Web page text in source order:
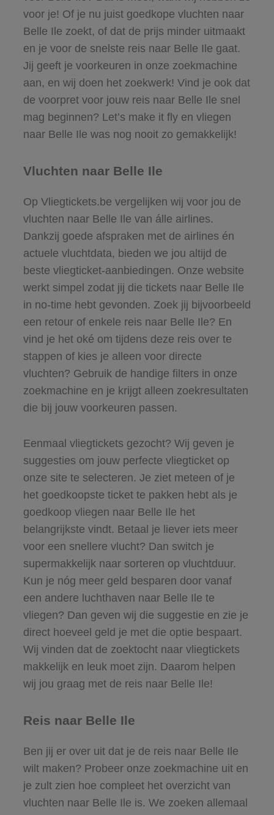
voor je! Of je nu juist goedkope vluchten naar
Belle Ile zoekt, of dat de prijs minder uitmaakt
en je voor de snelste reis naar Belle Ile gaat.
Jij geeft je voorkeuren in onze zoekmachine
aan, en wij doen het zoekwerk! Vind je ook dat
de voorpret voor jouw reis naar Belle Ile snel
mag beginnen? Let’s make it fly en vliegen
naar Belle Ile was nog nooit zo gemakkelijk!
Vluchten naar Belle Ile
Op Vliegtickets.be vergelijken wij voor jou de
vluchten naar Belle Ile van álle airlines.
Dankzij goede afspraken met de airlines én
actuele vluchtdata, bieden we jou altijd de
beste vliegticket-aanbiedingen. Onze website
werkt simpel zodat jij die tickets naar Belle Ile
in no-time hebt gevonden. Zoek jij bijvoorbeeld
een retour of enkele reis naar Belle Ile? En
vind je het oké om tijdens deze reis over te
stappen of kies je alleen voor directe
vluchten? Gebruik de handige filters in onze
zoekmachine en je krijgt alleen zoekresultaten
die bij jouw voorkeuren passen.
Eenmaal vliegtickets gezocht? Wij geven je
suggesties om jouw perfecte vliegticket op
onze site te selecteren. Je ziet meteen of je
het goedkoopste ticket te pakken hebt als je
goedkoop vliegen naar Belle Ile het
belangrijkste vindt. Betaal je liever iets meer
voor een snellere vlucht? Dan switch je
supermakkelijk naar sorteren op vluchtduur.
Kun je nóg meer geld besparen door vanaf
een andere luchthaven naar Belle Ile te
vliegen? Dan geven wij die suggestie en zie je
direct hoeveel geld je met die optie bespaart.
Wij vinden dat de zoektocht naar vliegtickets
makkelijk en leuk moet zijn. Daarom helpen
wij jou graag met de reis naar Belle Ile!
Reis naar Belle Ile
Ben jij er over uit dat je de reis naar Belle Ile
wilt maken? Probeer onze zoekmachine uit en
je zult zien hoe compleet het overzicht van
vluchten naar Belle Ile is. We zoeken allemaal